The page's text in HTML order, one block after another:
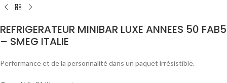
REFRIGERATEUR MINIBAR LUXE ANNEES 50 FAB5
– SMEG ITALIE
Performance et de la personnalité dans un paquet irrésistible.